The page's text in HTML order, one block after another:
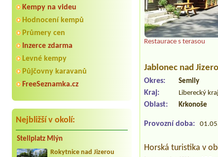
Kempy na videu
Hodnocení kempů
Průmery cen
Inzerce zdarma
Levné kempy
Půjčovny karavanů
FreeSeznamka.cz
Nejbližší v okolí:
Stellplatz Mlýn
Rokytnice nad Jizerou
Restaurace s terasou
Jablonec nad
Okres: Semily
Kraj: Liberecký kraj
Oblast: Krkonoše
Provozní doba:
Horská turistika v